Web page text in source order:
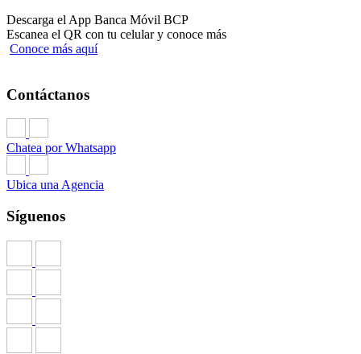
Descarga el App Banca Móvil BCP
Escanea el QR con tu celular y conoce más
Conoce más aquí
Contáctanos
Chatea por Whatsapp
Ubica una Agencia
Síguenos